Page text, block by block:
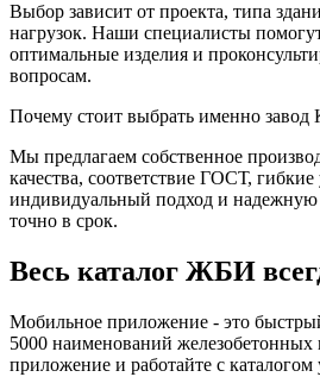
Выбор зависит от проекта, типа
нагрузок. Наши специалисты
оптимальные изделия и
вопросам.
Почему стоит выбрать именно
Мы предлагаем собственное
качества, соответствие ГОСТ, гибкие
индивидуальный подход и надежную
точно в срок.
Весь каталог ЖБИ
Мобильное приложение - это
5000 наименований железобетонных
приложение и работайте с